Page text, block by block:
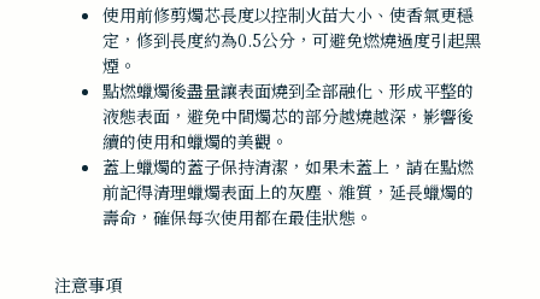
使用前修剪燭芯長度以控制火苗大小、使香氣更穩
定，修到長度約為0.5公分，可避免燃燒過度引起黑
煙。
點燃蠟燭後盡量讓表面燒到全部融化、形成平整的
液態表面，避免中間燭芯的部分越燒越深，影響後
續的使用和蠟燭的美觀。
蓋上蠟燭的蓋子保持清潔，如果未蓋上，請在點燃
前記得清理蠟燭表面上的灰塵、雜質，延長蠟燭的
壽命，確保每次使用都在最佳狀態。
注意事項